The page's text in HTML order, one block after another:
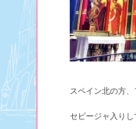
スペイン北の方
セビージャ入りし